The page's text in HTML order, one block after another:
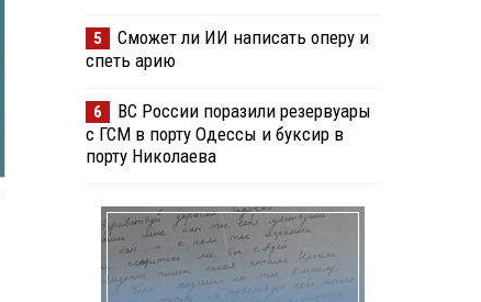
5
Сможет ли ИИ написать оперу и
спеть арию
6
ВС России поразили резервуары
с ГСМ в порту Одессы и буксир в
порту Николаева